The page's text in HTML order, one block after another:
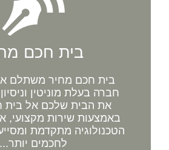
בית חכם
בית חכם מחיר משתלם
חברה בעלת מוניטין
את הבית שלכם אל בית
באמצעות שירות מקצועי,
הטכנולוגיה מתקדמת
לחכמים יותר...